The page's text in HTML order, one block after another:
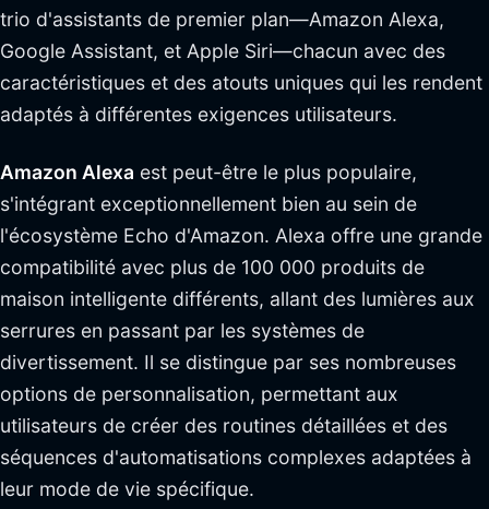
trio d'assistants de premier plan—Amazon Alexa,
Google Assistant, et Apple Siri—chacun avec des
caractéristiques et des atouts uniques qui les rendent
adaptés à différentes exigences utilisateurs.
Amazon Alexa est peut-être le plus populaire,
s'intégrant exceptionnellement bien au sein de
l'écosystème Echo d'Amazon. Alexa offre une grande
compatibilité avec plus de 100 000 produits de
maison intelligente différents, allant des lumières aux
serrures en passant par les systèmes de
divertissement. Il se distingue par ses nombreuses
options de personnalisation, permettant aux
utilisateurs de créer des routines détaillées et des
séquences d'automatisations complexes adaptées à
leur mode de vie spécifique.